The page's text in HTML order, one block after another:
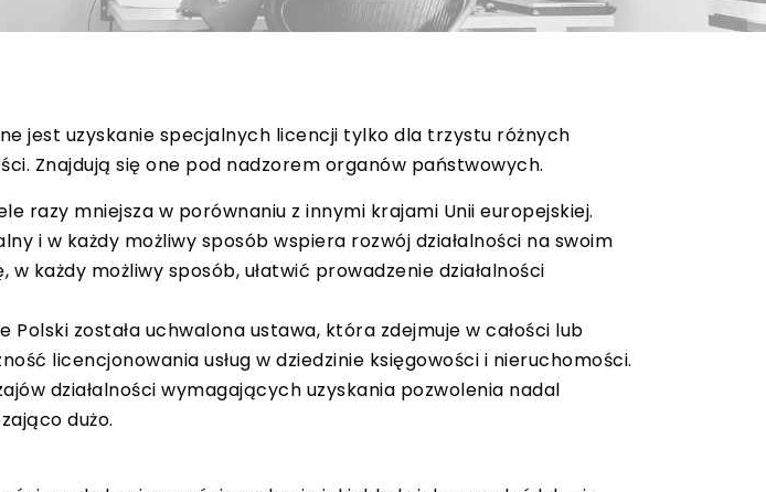
jest uzyskanie specjalnych licencji tylko dla trzystu różnych
Znajdują się one pod nadzorem organów państwowych.
razy mniejsza w porównaniu z innymi krajami Unii europejskiej.
i w każdy możliwy sposób wspiera rozwój działalności na swoim
w każdy możliwy sposób, ułatwić prowadzenie działalności
Polski została uchwalona ustawa, która zdejmuje w całości lub
licencjonowania usług w dziedzinie księgowości i nieruchomości.
działalności wymagających uzyskania pozwolenia nadal
dużo.